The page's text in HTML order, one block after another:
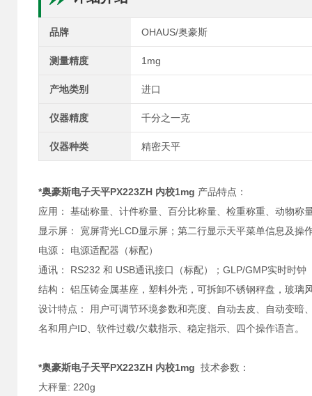
品牌 OHAUS/奥豪斯
测量精度 1mg
产地类别 进口
仪器精度 千分之一克
仪器种类 精密天平
*奥豪斯电子天平PX223ZH 内校1mg 产品特点：
应用： 基础称量、计件称量、百分比称量、检重称重、动物称
显示屏： 宽屏背光LCD显示屏；第二行显示天平菜单信息及操
电源： 电源适配器（标配）
通讯： RS232 和 USB通讯接口（标配）；GLP/GMP实时时钟
结构： 铝压铸金属基座，塑料外壳，可拆卸不锈钢秤盘，玻璃
设计特点： 用户可调节环境参数和亮度、自动去皮、自动变
名和用户ID、软件过载/欠载指示、稳定指示、四个操作语言。
*奥豪斯电子天平PX223ZH 内校1mg 技术参数：
大秤量: 220g